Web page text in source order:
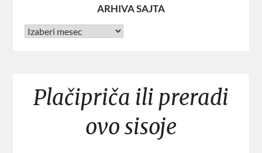
ARHIVA SAJTA
Plačipriča ili preradi
ovo sisoje